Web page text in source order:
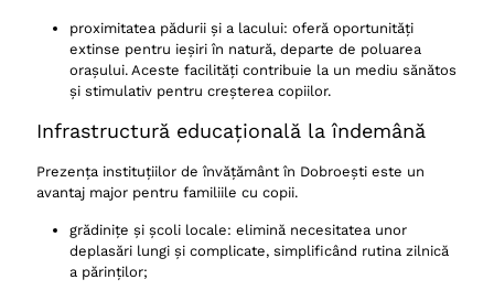
proximitatea pădurii și a lacului: oferă oportunități
extinse pentru ieșiri în natură, departe de poluarea
orașului. Aceste facilități contribuie la un mediu sănătos
și stimulativ pentru creșterea copiilor.
Infrastructură educațională la îndemână
Prezența instituțiilor de învățământ în Dobroești este un
avantaj major pentru familiile cu copii.
grădinițe și școli locale: elimină necesitatea unor
deplasări lungi și complicate, simplificând rutina zilnică
a părinților;